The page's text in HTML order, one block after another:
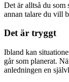
Det är alltså du som
annan talare du vill
Det är tryggt
Ibland kan
går som planerat.
anledningen en